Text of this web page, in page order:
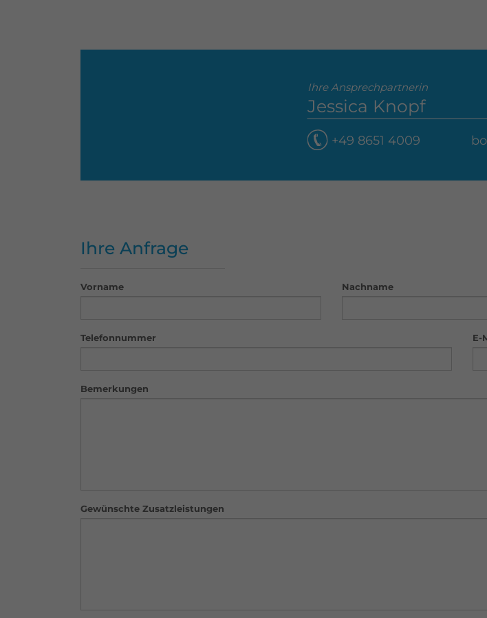
Ihre Ansprechpartnerin
Jessica Knopf
+49 8651 4009
Ihre Anfrage
Vorname Nachname
Telefonnummer E-
Bemerkungen
Gewünschte Zusatzleistungen